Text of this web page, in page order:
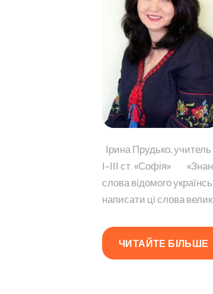
Ірина Прудько,
І–ІІІ ст. «Софія»
слова відомого
написати ці слова
ЧИТАЙТЕ БІЛЬШЕ